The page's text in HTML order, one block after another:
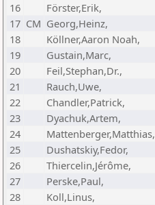
16
Förster,Erik,
17 CM Georg,Heinz,
18
Köllner,Aaron Noah,
19
Gustain,Marc,
20
Feil,Stephan,Dr.,
21
Rauch,Uwe,
22
Chandler,Patrick,
23
Dyachuk,Artem,
24
Mattenberger,Matthias,
25
Dushatskiy,Fedor,
26
Thiercelin,Jérôme,
27
Perske,Paul,
28
Koll,Linus,